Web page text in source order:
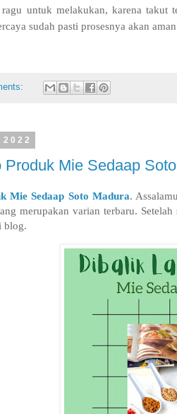
untuk melakukan, karena
sudah pasti prosesnya akan
Produk Mie Sedaap
Mie Sedaap Soto Madura.
merupakan varian terbaru.
blog.